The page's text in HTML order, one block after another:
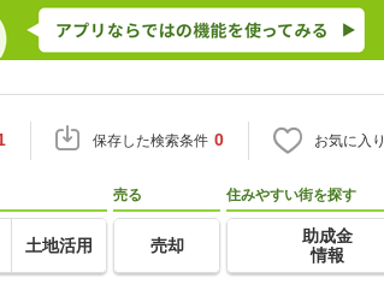
保存した検索条件 0 お気に入り
土地活用
売る
売却
住みやすい街を探す
助成金
情報